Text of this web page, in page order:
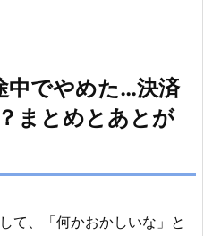
中でやめた…決済
まとめとあとが
て、「何かおかしいな」と